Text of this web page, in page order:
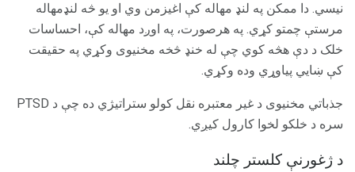
نیسي. دا ممکن په لنډ مهاله کې اغیزمن وي او یو څه لنډمهاله
مرستې چمتو کړي. په هرصورت، په اوږد مهاله کې، احساسات
خلک د دې هڅه کوي چې له خنډ څخه مخنیوی وکړي په حقیقت
کې ښایي پیاوړي وده وکړي.
جذباتي مخنیوی د غیر معتبره نقل کولو ستراتیژي ده چې د PTSD
سره د خلکو لخوا کارول کیږي.
د ژغورنې کلستر چلند